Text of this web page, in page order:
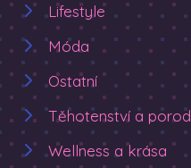
Lifestyle
Móda
Ostatní
Těhotenství a porod
Wellness a krása